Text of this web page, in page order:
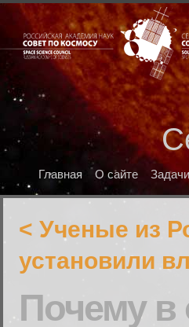
Главная О сайте Задачи
< Ученые из
установили
Почему в